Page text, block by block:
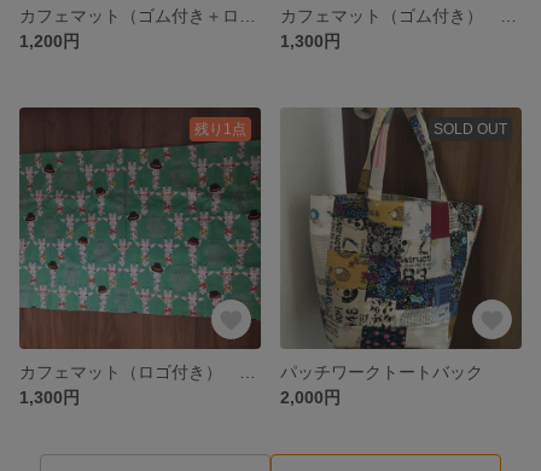
1,200円
1,300円
残り1点
1,300円
SOLD OUT
パッチワークトートバック
2,000円